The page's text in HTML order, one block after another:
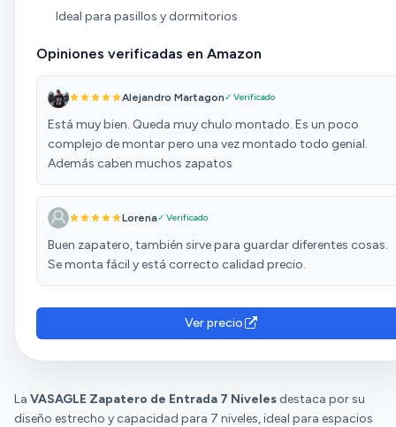
Ideal para pasillos y dormitorios
Opiniones verificadas en Amazon
Alejandro Martagon✓ Verificado
Está muy bien. Queda muy chulo montado. Es un poco
complejo de montar pero una vez montado todo genial.
Además caben muchos zapatos
Lorena✓ Verificado
Buen zapatero, también sirve para guardar diferentes cosas.
Se monta fácil y está correcto calidad precio.
Ver precio
La VASAGLE Zapatero de Entrada 7 Niveles destaca por su
diseño estrecho y capacidad para 7 niveles, ideal para espacios